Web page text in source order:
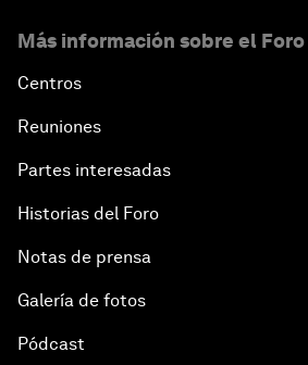
Más información sobre el Foro
Centros
Reuniones
Partes interesadas
Historias del Foro
Notas de prensa
Galería de fotos
Pódcast